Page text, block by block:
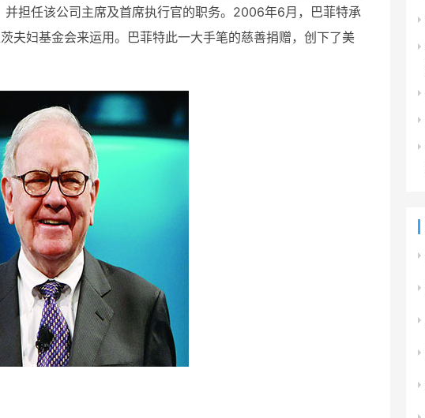
担任该公司主席及首席执行官的职务。2006年6月，巴菲特承
夫妇基金会来运用。巴菲特此一大手笔的慈善捐赠，创下了美